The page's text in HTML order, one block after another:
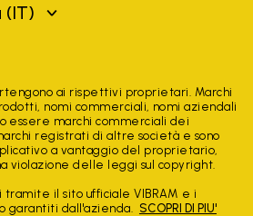
(IT)
ai rispettivi proprietari. Marchi
nomi commerciali, nomi aziendali
essere marchi commerciali dei
registrati di altre società e sono
a vantaggio del proprietario,
violazione delle leggi sul copyright.
tramite il sito ufficiale VIBRAM e i
garantiti dall'azienda. SCOPRI DI PIU'